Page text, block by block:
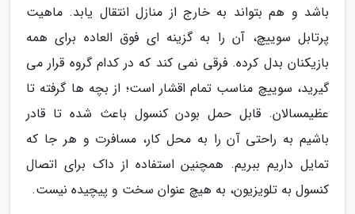
باشد و هم بتواند به خارج از منازل انتقال یابد. ماهیت
پرتابل سوییچ، آن را به گزینه ای فوق العاده برای همه
بازیکنان بدل کرده. فرقی نمی کند که در کدام گروه قرار می
گیرید، سوییچ مناسب تمام اقشار است؛ از بچه ها گرفته تا
عظیمسالان. قابل حمل بودن کنسول باعث شده تا قادر
باشیم به راحتی آن را به محل کار، مسافرت و هر جا که
تمایل داریم ببریم. همچنین استفاده از داک برای اتصال
کنسول به تلویزیون، به هیچ عنوان سخت و پیچیده نیست.